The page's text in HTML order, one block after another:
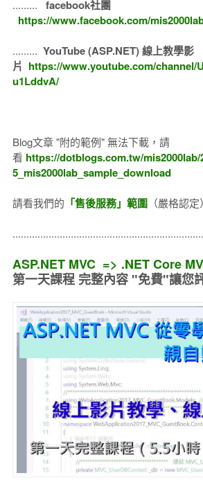
.........
facebook社團
https://www.facebook.com/
......... YouTube (ASP.NET) 線上教學影
片 https://www.youtube.com/channel/
u1LddvA/
Blog文章 "附的範例" 無法下載，請
看 https://dotblogs.com.tw/mis2000lab/
5_mis2000lab_sample_download
請看我們的 「售後服務」範圍（嚴格認定
ASP.NET MVC => .NET Core
第一天課程 完整內容 "免費"讓您